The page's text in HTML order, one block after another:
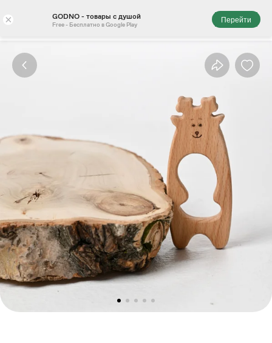
× GODNO - товары с душой
Free - Бесплатно в Google Play
Перейти